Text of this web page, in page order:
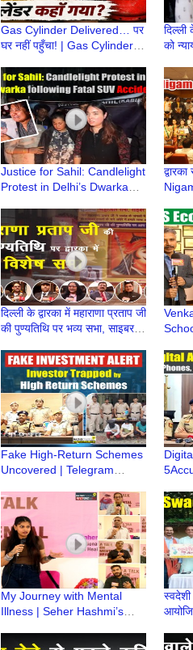
Gas Cylinder Delivered… पर
घर नहीं पहुँचा! | Gas Cylinder
Cylinder
को
Justice for Sahil: Candlelight
Protest in Delhi’s Dwarka
| Dwarka Delhi
दिल्ली के द्वारका में महाराणा प्रताप जी
की पुण्यतिथि पर भव्य सभा, साइबर
Fake High-Return Schemes
Uncovered | Telegram
Exposed | Nidhin Valsan IPS
IPS
My Journey with Mental
Illness | Seher Hashmi’s
Greens Apartment Sector
स्वदेशी
संगम